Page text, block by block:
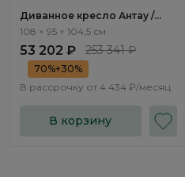
Диванное кресло Антау /
Antau ММ111.11
108 × 95 × 104,5 см
53 202 ₽ 253 341 ₽
70%+30%
В рассрочку от 4 434 ₽/месяц
В корзину